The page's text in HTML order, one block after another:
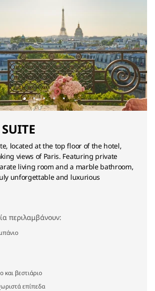
located at the top floor of the hotel,
views of Paris. Featuring private
living room and a marble bathroom,
unforgettable and luxurious
περιλαμβάνουν:
και βεστιάριο
επίπεδα